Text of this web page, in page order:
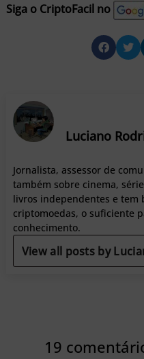
Siga o CriptoFacil no
Luciano
Jornalista, assessor de
também sobre cinema,
livros independentes e tem
criptomoedas, o suficiente
conhecimento.
View all posts by
19